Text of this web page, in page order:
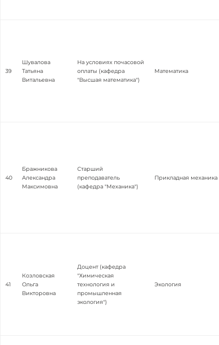
39
Шувалова
Татьяна
Витальевна
На условиях почасовой
оплаты (кафедра
"Высшая математика")
Математика
40
Бражникова
Александра
Максимовна
Старший
преподаватель
(кафедра "Механика")
Прикладная механика
41
Козловская
Ольга
Викторовна
Доцент (кафедра
"Химическая
технология и
промышленная
экология")
Экология